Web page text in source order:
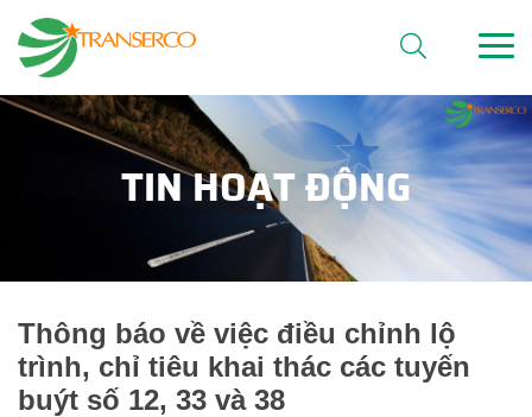
TIN HOẠT ĐỘNG
Thông báo về việc điều chỉnh lộ
trình, chỉ tiêu khai thác các tuyến
buýt số 12, 33 và 38